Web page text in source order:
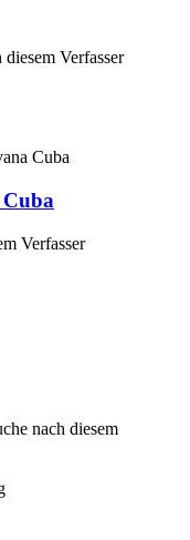
diesem Verfasser
Verfasser
nach diesem